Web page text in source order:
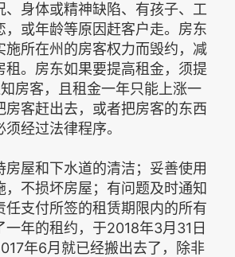
、身体或精神缺陷、有孩子、工
，或年龄等原因赶客户走。房东
施所在州的房客权力而毁约，减
租。房东如果要提高租金，须提
房客，且租金一年只能上涨一
房客赶出去，或者把房客的东西
经过法律程序。
房屋和下水道的清洁；妥善使用
，不损坏房屋；有问题及时通知
任支付所签的租赁期限内的所有
一年的租约，于2018年3月31日
年6月就已经搬出去了，除非